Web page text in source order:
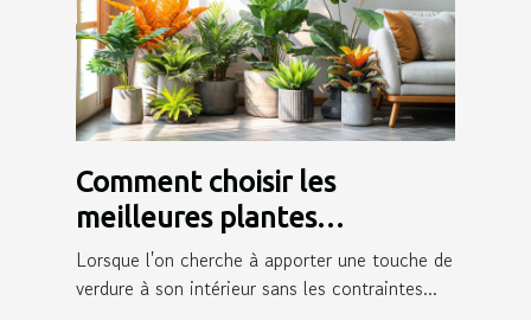
Comment choisir les
meilleures plantes
artificielles pour votre
intérieur
Lorsque l'on cherche à apporter une touche de
verdure à son intérieur sans les contraintes...